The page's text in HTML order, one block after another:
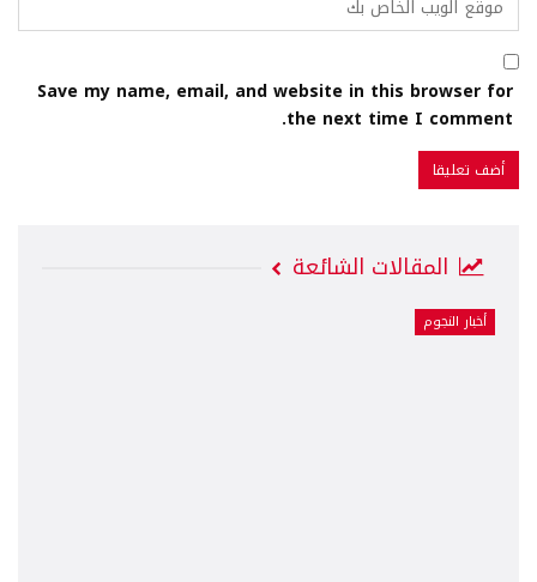
Save my name, email, and website in this browser for
the next time I comment.
المقالات الشائعة
أخبار النجوم